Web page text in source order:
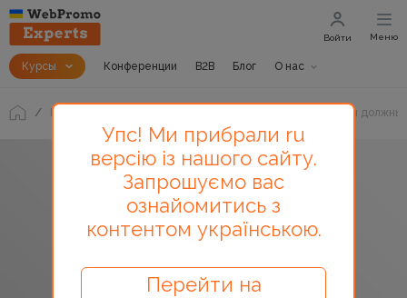
Курсы Конференции B2B Блог О нас
Войти Меню
Блог 36 терминов интернет-маркетинга, которые вы должны
Упс! Ми прибрали ru
версію із нашого сайту.
Запрошуємо вас
ознайомитись з
контентом українською.
Перейти на